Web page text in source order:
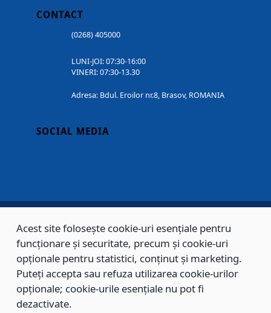
CONTACT
(0268) 405000
LUNI-JOI: 07:30-16:00
VINERI: 07:30-13.30
Adresa: Bdul. Eroilor nr.8, Brasov, ROMANIA
SOCIAL MEDIA
Copyright © 2002 - 2026 - PRIMĂRIA MUNICIPIULUI BRAȘOV, toate drepturile
rezervate.
Sitemap Contact
Acest site folosește cookie-uri esențiale pentru
funcționare și securitate, precum și cookie-uri
opționale pentru statistici, conținut și marketing.
Puteți accepta sau refuza utilizarea cookie-urilor
opționale; cookie-urile esențiale nu pot fi
dezactivate.